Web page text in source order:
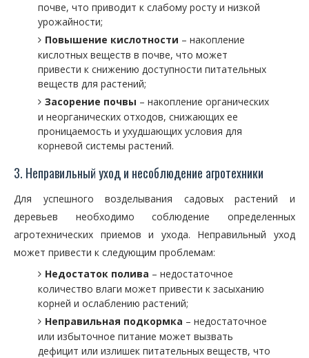
почве, что приводит к слабому росту и низкой
урожайности;
Повышение кислотности – накопление
кислотных веществ в почве, что может
привести к снижению доступности питательных
веществ для растений;
Засорение почвы – накопление органических
и неорганических отходов, снижающих ее
проницаемость и ухудшающих условия для
корневой системы растений.
3. Неправильный уход и несоблюдение агротехники
Для успешного возделывания садовых растений и
деревьев необходимо соблюдение определенных
агротехнических приемов и ухода. Неправильный уход
может привести к следующим проблемам:
Недостаток полива – недостаточное
количество влаги может привести к засыханию
корней и ослаблению растений;
Неправильная подкормка – недостаточное
или избыточное питание может вызвать
дефицит или излишек питательных веществ, что